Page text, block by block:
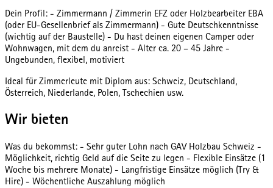
Dein Profil: - Zimmermann / Zimmerin EFZ oder Holzbearbeiter EBA
(oder EU-Gesellenbrief als Zimmermann) - Gute Deutschkenntnisse
(wichtig auf der Baustelle) - Du hast deinen eigenen Camper oder
Wohnwagen, mit dem du anreist - Alter ca. 20 – 45 Jahre -
Ungebunden, flexibel, motiviert
Ideal für Zimmerleute mit Diplom aus: Schweiz, Deutschland,
Österreich, Niederlande, Polen, Tschechien usw.
Wir bieten
Was du bekommst: - Sehr guter Lohn nach GAV Holzbau Schweiz -
Möglichkeit, richtig Geld auf die Seite zu legen - Flexible Einsätze (1
Woche bis mehrere Monate) - Langfristige Einsätze möglich (Try &
Hire) - Wöchentliche Auszahlung möglich